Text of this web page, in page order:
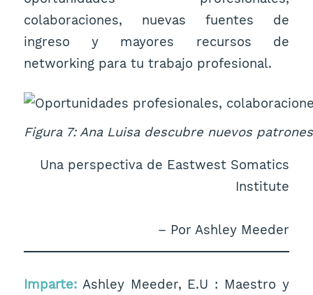
colaboraciones, nuevas fuentes de
ingreso y mayores recursos de
networking para tu trabajo profesional.
Figura 7: Ana Luisa descubre nuevos
Una perspectiva de Eastwest Somatics
Institute
– Por Ashley Meeder
Imparte:Ashley Meeder, E.U : Maestro y